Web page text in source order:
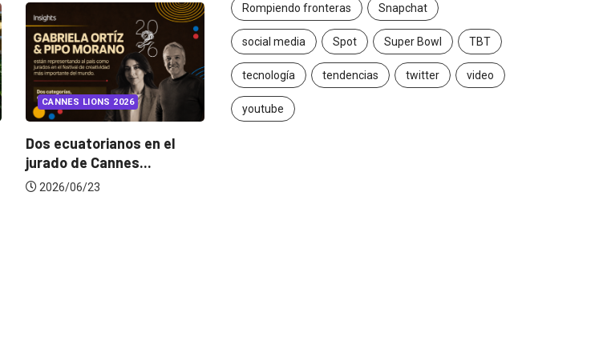
INSIGHTS UNCATEGORIZED
¿Cambiar de agencia
mejora una marca? La...
2026/07/22
INSIGHTS
Rompiendo fronteras Snapchat
social media Spot Super Bowl TBT
tecnología tendencias twitter video
youtube